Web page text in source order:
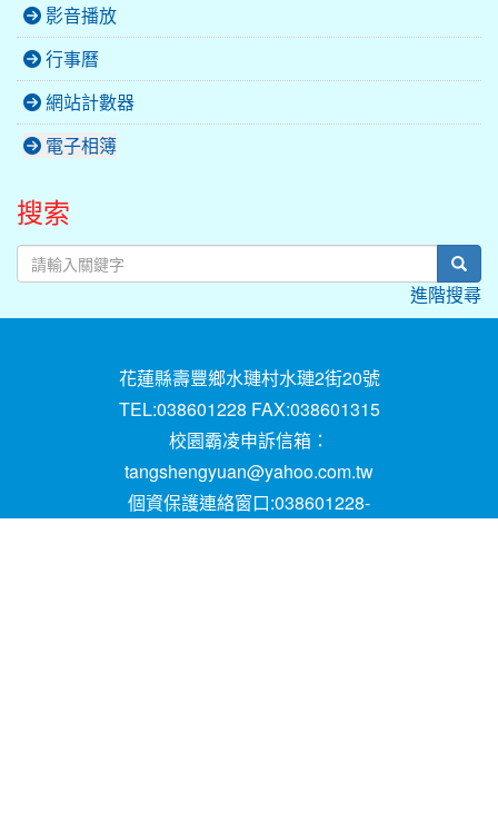
影音播放
行事曆
網站計數器
電子相簿
搜索
進階搜尋
花蓮縣壽豐鄉水璉村水璉2街20號
TEL:038601228 FAX:038601315
校園霸凌申訴信箱：
tangshengyuan@yahoo.com.tw
個資保護連絡窗口:038601228-